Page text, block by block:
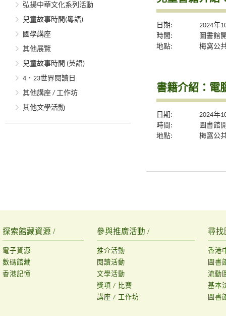
弘揚中華文化系列活動
兒童故事時間(粵語)
國學講座
其他展覽
兒童故事時間 (英語)
4．23世界閱讀日
其他講座 / 工作坊
其他文學活動
日期:
2024年
時間:
圖書館
地點:
梅窩公
書籍介紹：電
日期:
2024年
時間:
圖書館
地點:
梅窩公
探索館藏資源 /
電子資源
數碼館藏
香港記憶
參與推廣活動 /
推介活動
閱讀活動
文學活動
獎項 / 比賽
講座 / 工作坊
尋找
香港
圖書
流動
基本
圖書